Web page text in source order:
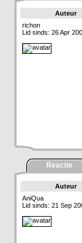
Auteur
richon
Lid sinds: 26 Apr
Reactie
Auteur
AniQua
Lid sinds: 21 Sep